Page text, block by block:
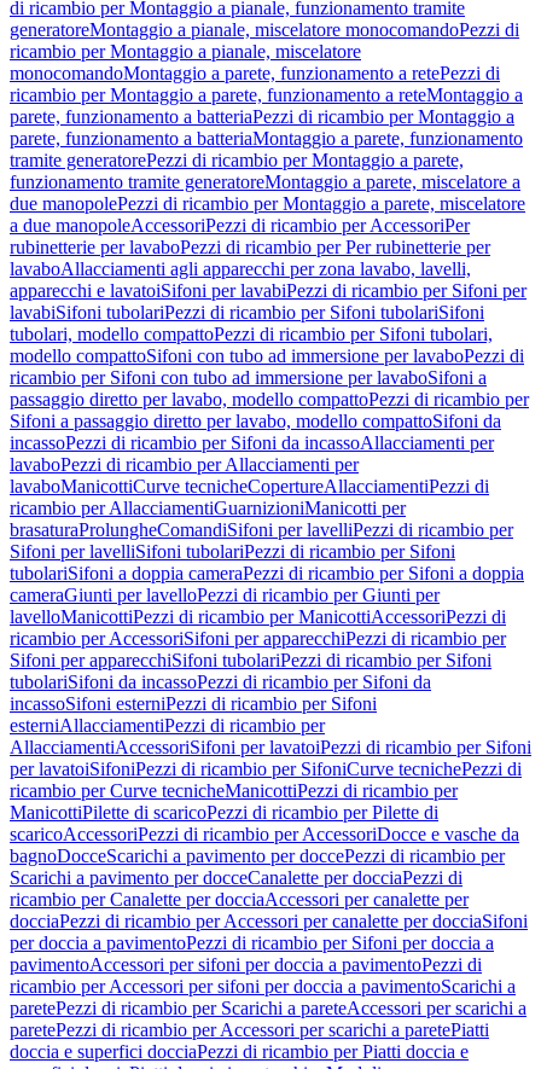
di ricambio per Montaggio a pianale, funzionamento tramite
generatoreMontaggio a pianale, miscelatore monocomandoPezzi di
ricambio per Montaggio a pianale, miscelatore
monocomandoMontaggio a parete, funzionamento a retePezzi di
ricambio per Montaggio a parete, funzionamento a reteMontaggio a
parete, funzionamento a batteriaPezzi di ricambio per Montaggio a
parete, funzionamento a batteriaMontaggio a parete, funzionamento
tramite generatorePezzi di ricambio per Montaggio a parete,
funzionamento tramite generatoreMontaggio a parete, miscelatore a
due manopolePezzi di ricambio per Montaggio a parete, miscelatore
a due manopoleAccessoriPezzi di ricambio per AccessoriPer
rubinetterie per lavaboPezzi di ricambio per Per rubinetterie per
lavaboAllacciamenti agli apparecchi per zona lavabo, lavelli,
apparecchi e lavatoiSifoni per lavabiPezzi di ricambio per Sifoni per
lavabiSifoni tubolariPezzi di ricambio per Sifoni tubolariSifoni
tubolari, modello compattoPezzi di ricambio per Sifoni tubolari,
modello compattoSifoni con tubo ad immersione per lavaboPezzi di
ricambio per Sifoni con tubo ad immersione per lavaboSifoni a
passaggio diretto per lavabo, modello compattoPezzi di ricambio per
Sifoni a passaggio diretto per lavabo, modello compattoSifoni da
incassoPezzi di ricambio per Sifoni da incassoAllacciamenti per
lavaboPezzi di ricambio per Allacciamenti per
lavaboManicottiCurve tecnicheCopertureAllacciamentiPezzi di
ricambio per AllacciamentiGuarnizioniManicotti per
brasaturaProlungheComandiSifoni per lavelliPezzi di ricambio per
Sifoni per lavelliSifoni tubolariPezzi di ricambio per Sifoni
tubolariSifoni a doppia cameraPezzi di ricambio per Sifoni a doppia
cameraGiunti per lavelloPezzi di ricambio per Giunti per
lavelloManicottiPezzi di ricambio per ManicottiAccessoriPezzi di
ricambio per AccessoriSifoni per apparecchiPezzi di ricambio per
Sifoni per apparecchiSifoni tubolariPezzi di ricambio per Sifoni
tubolariSifoni da incassoPezzi di ricambio per Sifoni da
incassoSifoni esterniPezzi di ricambio per Sifoni
esterniAllacciamentiPezzi di ricambio per
AllacciamentiAccessoriSifoni per lavatoiPezzi di ricambio per Sifoni
per lavatoiSifoniPezzi di ricambio per SifoniCurve tecnichePezzi di
ricambio per Curve tecnicheManicottiPezzi di ricambio per
ManicottiPilette di scaricoPezzi di ricambio per Pilette di
scaricoAccessoriPezzi di ricambio per AccessoriDocce e vasche da
bagnoDocceScarichi a pavimento per doccePezzi di ricambio per
Scarichi a pavimento per docceCanalette per docciaPezzi di
ricambio per Canalette per docciaAccessori per canalette per
docciaPezzi di ricambio per Accessori per canalette per docciaSifoni
per doccia a pavimentoPezzi di ricambio per Sifoni per doccia a
pavimentoAccessori per sifoni per doccia a pavimentoPezzi di
ricambio per Accessori per sifoni per doccia a pavimentoScarichi a
paretePezzi di ricambio per Scarichi a pareteAccessori per scarichi a
paretePezzi di ricambio per Accessori per scarichi a paretePiatti
doccia e superfici docciaPezzi di ricambio per Piatti doccia e